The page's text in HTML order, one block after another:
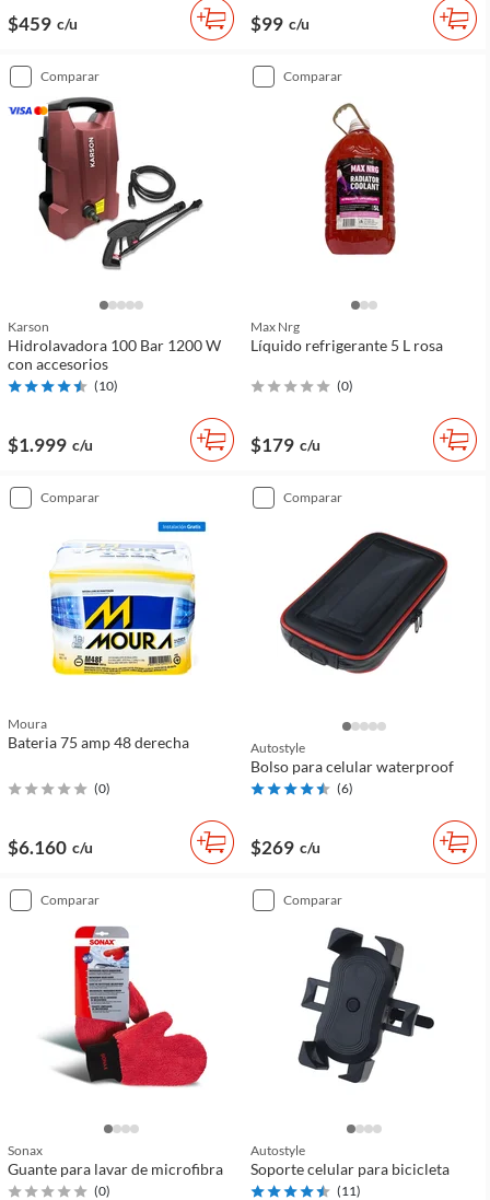
$459 c/u $99 c/u
comparar
Karson
Hidrolavadora 100 Bar 1200 W
con accesorios
(10)
$1.999 c/u
comparar
Max Nrg
Líquido refrigerante 5 L rosa
(0)
$179 c/u
comparar
Moura
Bateria 75 amp 48 derecha
(0)
$6.160 c/u
comparar
Autostyle
Bolso para celular waterproof
(6)
$269 c/u
comparar
Sonax
Guante para lavar de microfibra
(0)
comparar
Autostyle
Soporte celular para bicicleta
(11)